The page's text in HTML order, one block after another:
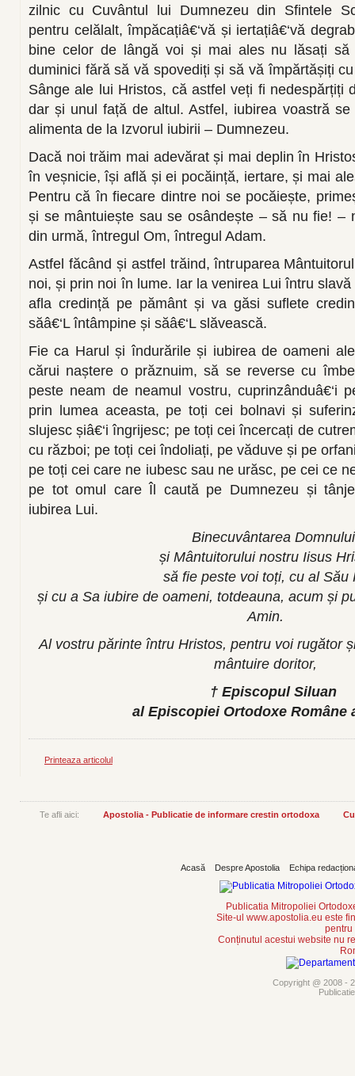
zilnic cu Cuvântul lui Dumnezeu din Sfintele
pentru celălalt, împăcațiâ€‘vă și iertațiâ€‘vă
bine celor de lângă voi și mai ales nu lăsați
duminici fără să vă spovediți și să vă împărtășiți
Sânge ale lui Hristos, că astfel veți fi nedespărțiți
dar și unul față de altul. Astfel, iubirea voastră
alimenta de la Izvorul iubirii – Dumnezeu.
Dacă noi trăim mai adevărat și mai deplin în
în veșnicie, își află și ei pocăință, iertare, și mai
Pentru că în fiecare dintre noi se pocăiește,
și se mântuiește sau se osândește – să nu fie! –
din urmă, întregul Om, întregul Adam.
Astfel făcând și astfel trăind, întruparea
noi, și prin noi în lume. Iar la venirea Lui întru
afla credință pe pământ și va găsi suflete
săâ€‘L întâmpine și săâ€‘L slăvească.
Fie ca Harul și îndurările și iubirea de oameni
cărui naștere o prăznuim, să se reverse cu
peste neam de neamul vostru, cuprinzânduâ€‘i
prin lumea aceasta, pe toți cei bolnavi și
slujesc șiâ€‘i îngrijesc; pe toți cei încercați de
cu război; pe toți cei îndoliați, pe văduve și pe
pe toți cei care ne iubesc sau ne urăsc, pe cei ce
pe tot omul care Îl caută pe Dumnezeu și
iubirea Lui.
Binecuvântarea Domnului
și Mântuitorului nostru Iisus
să fie peste voi toți, cu al Său
și cu a Sa iubire de oameni, totdeauna, acum și
Amin.
Al vostru părinte întru Hristos, pentru voi rugător
mântuire doritor,
† Episcopul Siluan
al Episcopiei Ortodoxe Române
Printeaza articolul
Te afli aici: Apostolia - Publicatie de informare crestin ortodoxa
Acasă Despre Apostolia Echipa
Publicatia Mitropoliei
Site-ul www.apostolia.eu este
pentru
Conținutul acestui website nu
Copyright @ 2008 -